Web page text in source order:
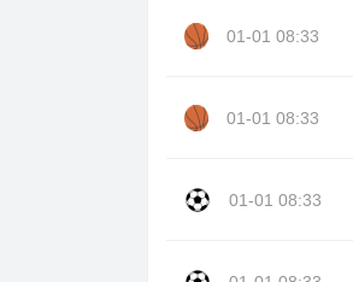
01-01 08:33
01-01 08:33
01-01 08:33